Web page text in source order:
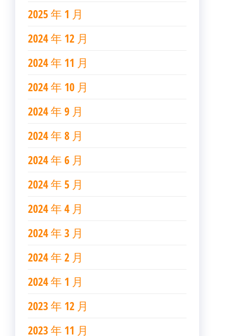
2025 年 1 月
2024 年 12 月
2024 年 11 月
2024 年 10 月
2024 年 9 月
2024 年 8 月
2024 年 6 月
2024 年 5 月
2024 年 4 月
2024 年 3 月
2024 年 2 月
2024 年 1 月
2023 年 12 月
2023 年 11 月